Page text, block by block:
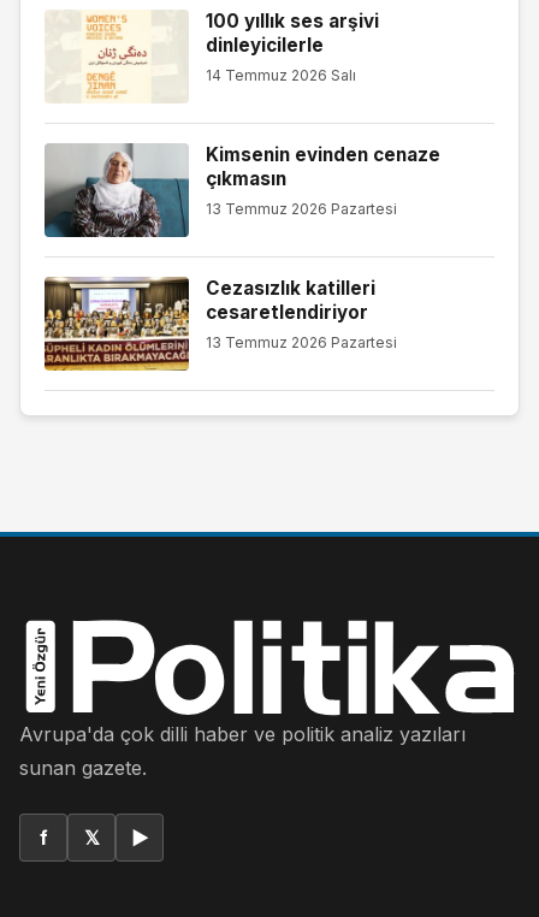
100 yıllık ses arşivi
dinleyicilerle
14 Temmuz 2026 Salı
Kimsenin evinden cenaze
çıkmasın
13 Temmuz 2026 Pazartesi
Cezasızlık katilleri
cesaretlendiriyor
13 Temmuz 2026 Pazartesi
Avrupa'da çok dilli haber ve politik analiz yazıları
sunan gazete.
f 𝕏 ▶